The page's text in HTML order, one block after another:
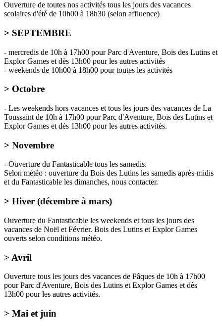
Ouverture de toutes nos activités tous les jours des vacances
scolaires d'été de 10h00 à 18h30 (selon affluence)
> SEPTEMBRE
- mercredis de 10h à 17h00 pour Parc d'Aventure, Bois des Lutins et
Explor Games et dès 13h00 pour les autres activités
- weekends de 10h00 à 18h00 pour toutes les activités
> Octobre
- Les weekends hors vacances et tous les jours des vacances de La
Toussaint de 10h à 17h00 pour Parc d'Aventure, Bois des Lutins et
Explor Games et dès 13h00 pour les autres activités.
> Novembre
- Ouverture du Fantasticable tous les samedis.
Selon météo : ouverture du Bois des Lutins les samedis après-midis
et du Fantasticable les dimanches, nous contacter.
> Hiver (décembre à mars)
Ouverture du Fantasticable les weekends et tous les jours des
vacances de Noël et Février. Bois des Lutins et Explor Games
ouverts selon conditions météo.
> Avril
Ouverture tous les jours des vacances de Pâques de 10h à 17h00
pour Parc d'Aventure, Bois des Lutins et Explor Games et dès
13h00 pour les autres activités.
> Mai et juin